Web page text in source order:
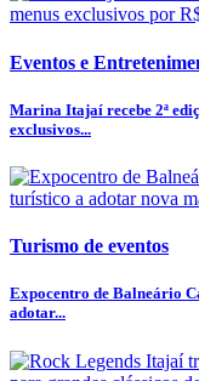
Eventos e
Marina Itajaí recebe 2ª
exclusivos...
Turismo de eventos
Expocentro de Balneário
adotar...